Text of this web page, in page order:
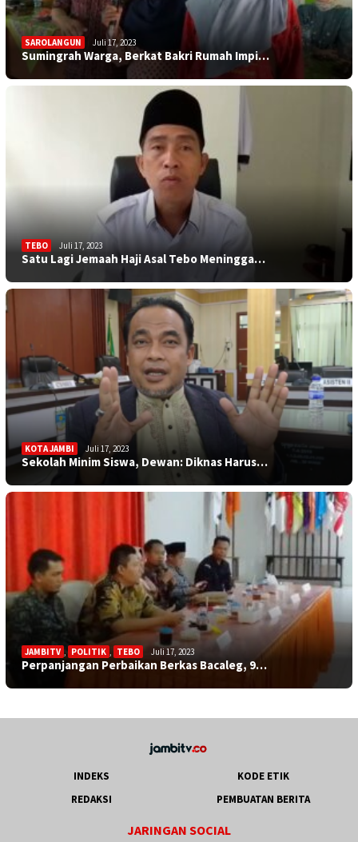
SAROLANGUN Juli 17, 2023
Sumingrah Warga, Berkat Bakri Rumah Impi…
TEBO Juli 17, 2023
Satu Lagi Jemaah Haji Asal Tebo Meningga…
KOTA JAMBI Juli 17, 2023
Sekolah Minim Siswa, Dewan: Diknas Harus…
JAMBITV , POLITIK , TEBO Juli 17, 2023
Perpanjangan Perbaikan Berkas Bacaleg, 9…
INDEKS
KODE ETIK
REDAKSI
PEMBUATAN BERITA
JARINGAN SOCIAL